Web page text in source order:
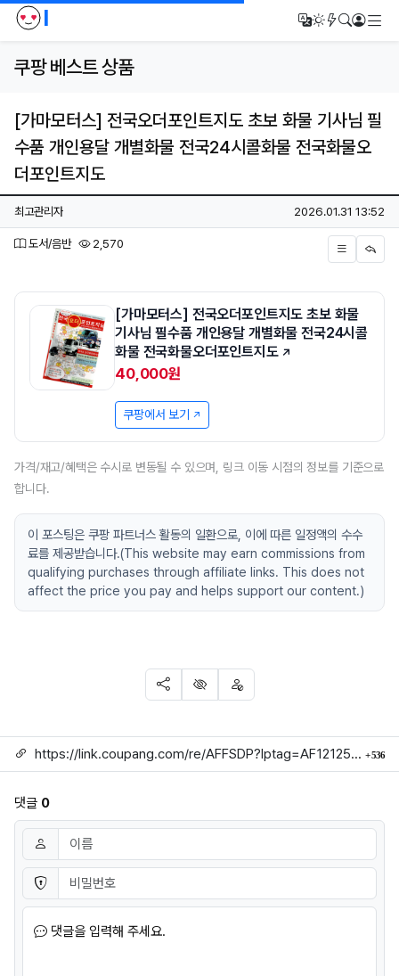
I 번역다크모드
새글/새댓글
검색로그인
쿠팡 베스트 상품
[가마모터스] 전국오더포인트지도 초보 화물 기사님 필
수품 개인용달 개별화물 전국24시콜화물 전국화물오
더포인트지도
페이지 정보
작성자
최고관리자 작성일
2026.01.31 13:52
분류
도서/음반 2,570
본문
[가마모터스] 전국오더포인트지도 초보 화물
기사님 필수품 개인용달 개별화물 전국24시콜
화물 전국화물오더포인트지도
40,000원
쿠팡에서 보기
가격/재고/혜택은 수시로 변동될 수 있으며, 링크 이동 시점의 정보를 기준으로
합니다.
이 포스팅은 쿠팡 파트너스 활동의 일환으로, 이에 따른 일정액의 수수
료를 제공받습니다.(This website may earn commissions from
qualifying purchases through affiliate links. This does not
affect the price you pay and helps support our content.)
SNS 공유
신고 차단
링크 https://link.coupang.com/re/AFFSDP?lptag=AF1212524&subid=mojorida2&pageKey=9167225381&itemId=27011892762&vendorItemId=93980545771&traceid=V0-113-baae896a16b80afc 536회
댓글 0
댓글쓰기
이름 필수
비밀번호 필수
댓글을 입력해 주세요.